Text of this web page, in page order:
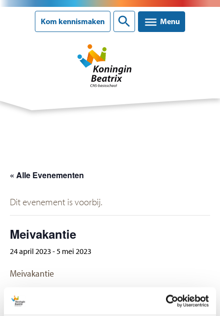
Kom kennismaken Menu
Onze school
Nieuws
Agenda
Veelgestelde vragen
Contact
« Alle Evenementen
Dit evenement is voorbij.
Meivakantie
24 april 2023 -5 mei 2023
Meivakantie
GEGEVENS